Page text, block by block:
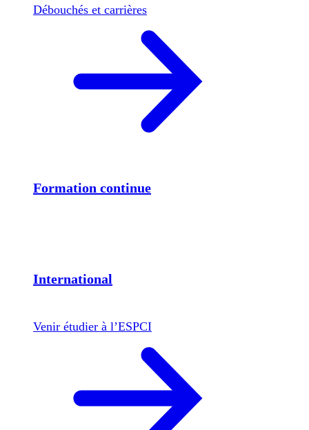
Débouchés et carrières
Formation continue
International
Venir étudier à l’ESPCI